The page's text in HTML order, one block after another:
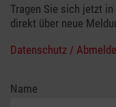
Tragen Sie sich jetzt
direkt über neue
Datenschutz /
Name